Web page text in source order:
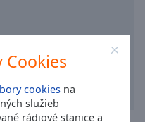
Cookies
cookies na
služieb
rádiové stanice a